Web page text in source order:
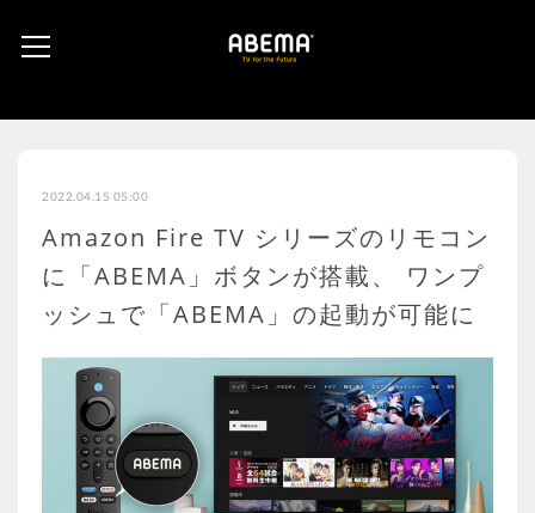
2022.04.15 05:00
Amazon Fire TV シリーズのリモコン
に「ABEMA」ボタンが搭載、 ワンプ
ッシュで「ABEMA」の起動が可能に